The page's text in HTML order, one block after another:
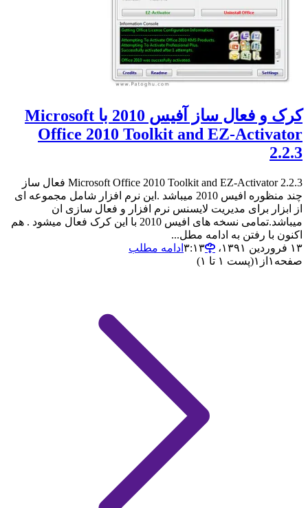
کرک و فعال ساز آفیس 2010 با Microsoft
Office 2010 Toolkit and EZ-Activator
2.2.3
Microsoft Office 2010 Toolkit and EZ-Activator 2.2.3 فعال ساز
چند منظوره افیس 2010 میباشد .این نرم افزار شامل مجموعه ای
از ابزار برای مدیریت لایسنس نرم افزار و فعال سازی ان
میباشد.تمامی نسخه های افیس 2010 با این کرک فعال میشود . هم
اکنون با رفتن به ادامه مطل...
۱۳ فروردین ۱۳۹۱،‏ ۳:۱۳
ادامه مطلب
صفحه ۱ از ۱(پست ۱ تا ۱)